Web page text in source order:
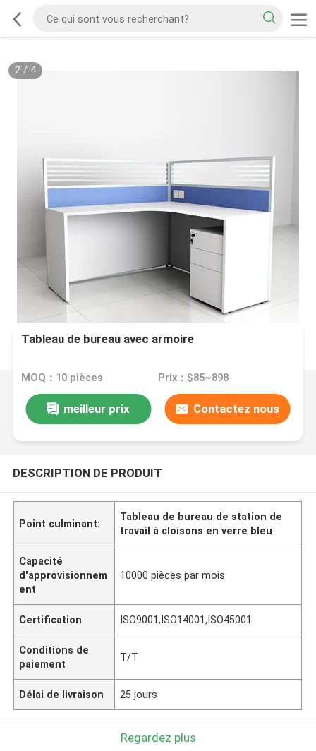
2/ 4
Tableau de bureau avec armoire
MOQ：10 pièces Prix：$85~898
meilleur prix Contactez nous
DESCRIPTION DE PRODUIT
Point culminant:
Tableau de bureau de station de
travail à cloisons en verre bleu
Capacité
d'approvisionnem
ent
10000 pièces par mois
Certification ISO9001,ISO14001,ISO45001
Conditions de
paiement
T/T
Délai de livraison 25 jours
Regardez plus